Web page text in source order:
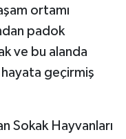
ortamı
padok
ve bu alanda
hayata geçirmiş
Sokak Hayvanları